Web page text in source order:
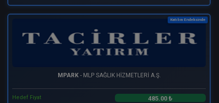
Katılım Endeksinde
MPARK- MLP SAĞLIK HİZMETLERİ A.Ş.
Hedef Fiyat 485.00 ₺